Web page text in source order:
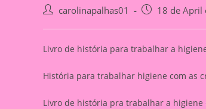
Post carolinapalhas01
Post 18 de April
Livro de história para trabalhar a
História para trabalhar higiene com as
Livro de história pra trabalhar a higiene